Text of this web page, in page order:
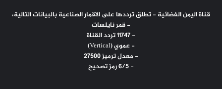
قناة اليمن الفضائية - تطلق ترددها على الاقمار الصناعية بالبيانات التالية،
- قمر نايلسات
- 11747 تردد القناة
- عموي (Vertical)
- معدل ترميز 27500
- 6/5 رمز تصحيح